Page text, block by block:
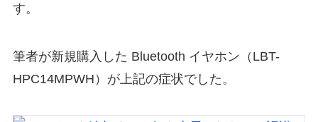
す。
筆者が新規購入した Bluetooth イヤホン（LBT-
HPC14MPWH）が上記の症状でした。